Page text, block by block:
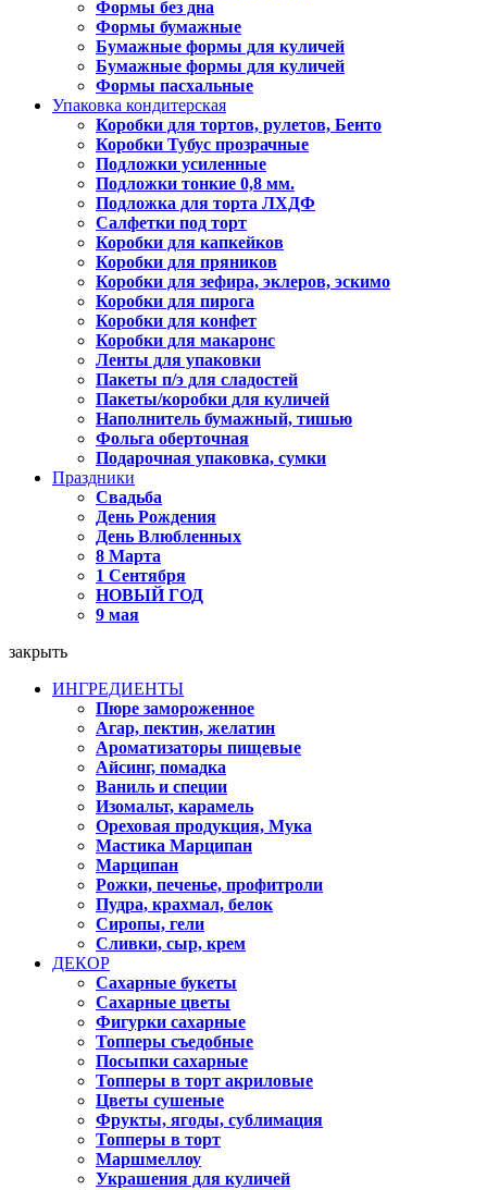
Формы без дна
Формы бумажные
Бумажные формы для куличей
Бумажные формы для куличей
Формы пасхальные
Упаковка кондитерская
Коробки для тортов, рулетов, Бенто
Коробки Тубус прозрачные
Подложки усиленные
Подложки тонкие 0,8 мм.
Подложка для торта ЛХДФ
Салфетки под торт
Коробки для капкейков
Коробки для пряников
Коробки для зефира, эклеров, эскимо
Коробки для пирога
Коробки для конфет
Коробки для макаронс
Ленты для упаковки
Пакеты п/э для сладостей
Пакеты/коробки для куличей
Наполнитель бумажный, тишью
Фольга оберточная
Подарочная упаковка, сумки
Праздники
Свадьба
День Рождения
День Влюбленных
8 Марта
1 Сентября
НОВЫЙ ГОД
9 мая
закрыть
ИНГРЕДИЕНТЫ
Пюре замороженное
Агар, пектин, желатин
Ароматизаторы пищевые
Айсинг, помадка
Ваниль и специи
Изомальт, карамель
Ореховая продукция, Мука
Мастика Марципан
Марципан
Рожки, печенье, профитроли
Пудра, крахмал, белок
Сиропы, гели
Сливки, сыр, крем
ДЕКОР
Сахарные букеты
Сахарные цветы
Фигурки сахарные
Топперы съедобные
Посыпки сахарные
Топперы в торт акриловые
Цветы сушеные
Фрукты, ягоды, сублимация
Топперы в торт
Маршмеллоу
Украшения для куличей